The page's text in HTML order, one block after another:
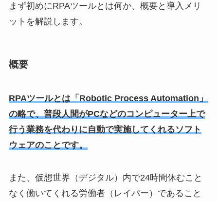
まず初めにRPAツールとは何か、概要と導入メリ
ットを解説します。
概要
RPAツールとは「Robotic Process Automation」
の略で、普段人間がPCなどのコンピューター上で
行う業務を代わりに自動で実施してくれるソフト
ウェアのことです。
また、仮想世界（デジタル）内で24時間休むこと
なく働いてくれる労働者（レイバー）であること